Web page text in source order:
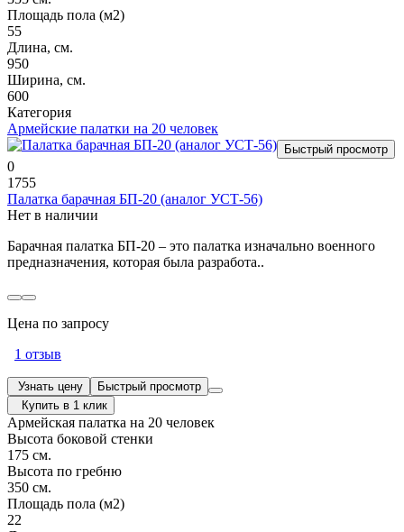
Площадь пола (м2)
55
Длина, см.
950
Ширина, см.
600
Категория
Армейские палатки на 20 человек
Быстрый просмотр
0
1755
Палатка барачная БП-20 (аналог УСТ-56)
Нет в наличии
Барачная палатка БП-20 – это палатка изначально военного
предназначения, которая была разработа..
Цена по запросу
1 отзыв
Узнать цену
Быстрый просмотр
Купить в 1 клик
Армейская палатка на 20 человек
Высота боковой стенки
175 см.
Высота по гребню
350 см.
Площадь пола (м2)
22